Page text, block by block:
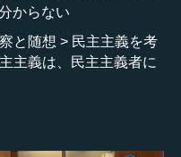
からない
と随想
民主主義を考
主義は、民主主義者に